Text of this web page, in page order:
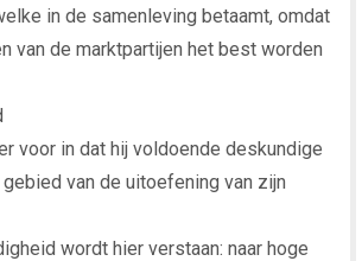
in de samenleving betaamt, omdat
van de marktpartijen het best worden
voor in dat hij voldoende deskundige
van de uitoefening van zijn
wordt hier verstaan: naar hoge